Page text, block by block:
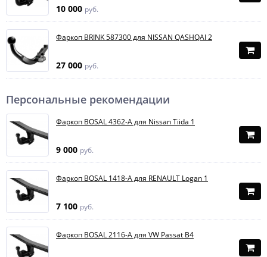
10 000 руб.
Фаркоп BRINK 587300 для NISSAN QASHQAI 2
27 000 руб.
Персональные рекомендации
Фаркоп BOSAL 4362-A для Nissan Tiida 1
9 000 руб.
Фаркоп BOSAL 1418-A для RENAULT Logan 1
7 100 руб.
Фаркоп BOSAL 2116-A для VW Passat B4